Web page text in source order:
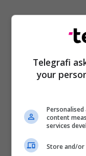
Telegrafi
your
content
services
Store and/or